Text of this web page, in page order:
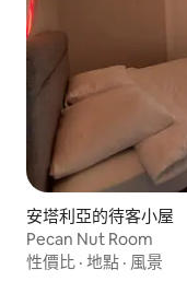
安塔利亞的待客小屋
Pecan Nut Room
性價比 · 地點 · 風景